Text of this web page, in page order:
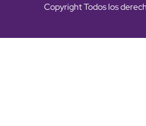
Copyright Todos los